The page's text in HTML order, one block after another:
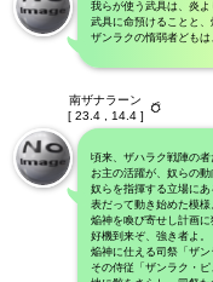
我らが使う武具は、炎
武具に命預けることと、
ザンラクの惰弱者どもは
南ザナラーン
[ 23.4 , 14.4 ]
頃来、ザハラク戦陣の者
お主の活躍が、奴らの動
奴らを指揮する立場にあ
表だって動き始めた模様
焔神を喚び寄せし計画に
好機到来ぞ、強き者よ。
焔神に仕える司祭「ザン
その侍従「ザンラク・